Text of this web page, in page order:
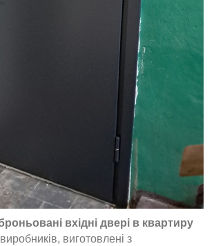
вхідні двері в квартиру
виготовлені з